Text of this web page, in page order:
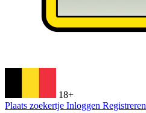
18+
Plaats zoekertje Inloggen Registreren